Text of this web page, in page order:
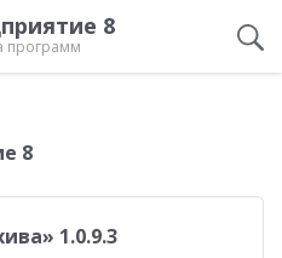
8
программ
8
1.0.9.3